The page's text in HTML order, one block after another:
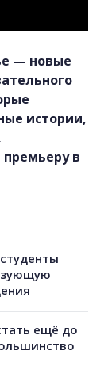
— новые
истории,
в
ещё до